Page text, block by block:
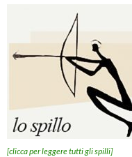
[clicca per leggere tutti gli spilli]